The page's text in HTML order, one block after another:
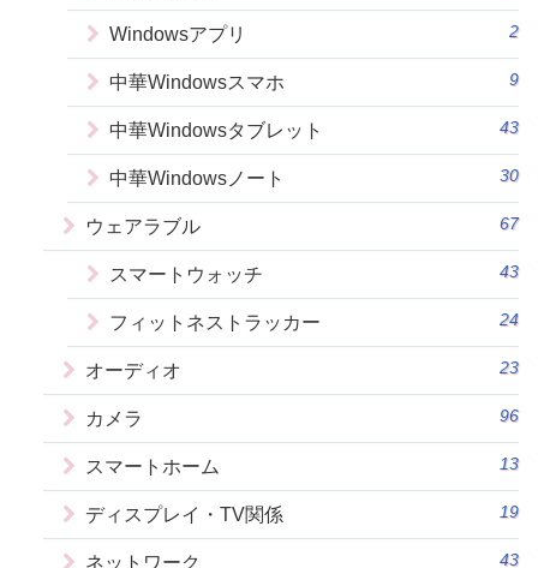
Windowsアプリ 2
中華Windowsスマホ 9
中華Windowsタブレット 43
中華Windowsノート 30
ウェアラブル 67
スマートウォッチ 43
フィットネストラッカー 24
オーディオ 23
カメラ 96
スマートホーム 13
ディスプレイ・TV関係 19
ネットワーク 43